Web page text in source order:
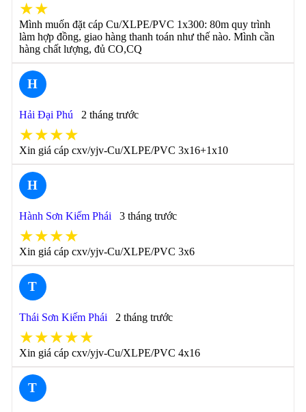
★★
Mình muốn đặt cáp Cu/XLPE/PVC 1x300: 80m quy trình
làm hợp đồng, giao hàng thanh toán như thế nào. Mình cần
hàng chất lượng, đủ CO,CQ
H
Hải Đại Phú 2 tháng trước
★★★★
Xin giá cáp cxv/yjv-Cu/XLPE/PVC 3x16+1x10
H
Hành Sơn Kiếm Phái 3 tháng trước
★★★★
Xin giá cáp cxv/yjv-Cu/XLPE/PVC 3x6
T
Thái Sơn Kiếm Phái 2 tháng trước
★★★★★
Xin giá cáp cxv/yjv-Cu/XLPE/PVC 4x16
T